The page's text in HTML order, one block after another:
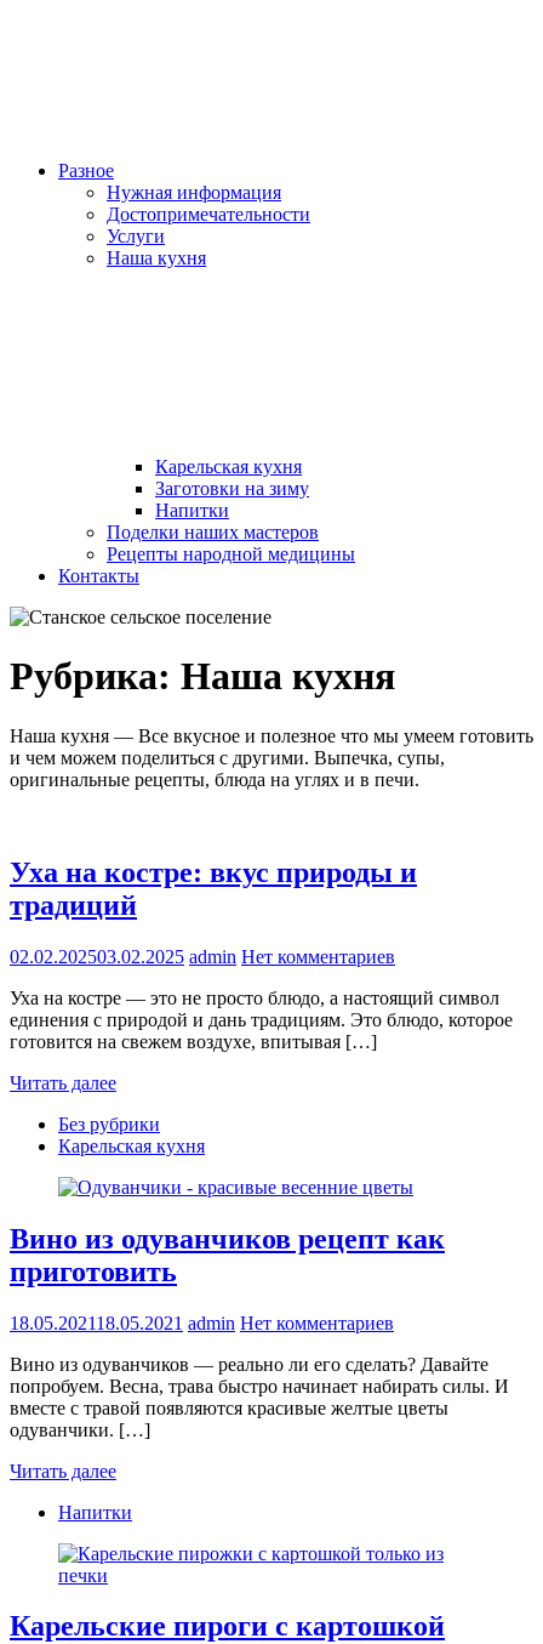
Разное
Нужная информация
Достопримечательности
Услуги
Наша кухня
Карельская кухня
Заготовки на зиму
Напитки
Поделки наших мастеров
Рецепты народной медицины
Контакты
Рубрика: Наша кухня
Наша кухня — Все вкусное и полезное что мы умеем готовить
и чем можем поделиться с другими. Выпечка, супы,
оригинальные рецепты, блюда на углях и в печи.
Уха на костре: вкус природы и
традиций
02.02.202503.02.2025 admin Нет комментариев
Уха на костре — это не просто блюдо, а настоящий символ
единения с природой и дань традициям. Это блюдо, которое
готовится на свежем воздухе, впитывая […]
Читать далее
Без рубрики
Карельская кухня
Вино из одуванчиков рецепт как
приготовить
18.05.202118.05.2021 admin Нет комментариев
Вино из одуванчиков — реально ли его сделать? Давайте
попробуем. Весна, трава быстро начинает набирать силы. И
вместе с травой появляются красивые желтые цветы
одуванчики. […]
Читать далее
Напитки
Карельские пироги с картошкой